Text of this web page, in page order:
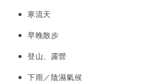
寒流天
早晚散步
登山、露營
下雨／陰濕氣候